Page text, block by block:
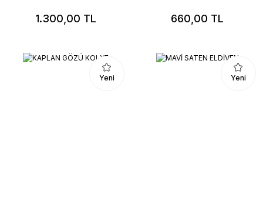
1.300,00 TL 660,00 TL
Yeni Yeni